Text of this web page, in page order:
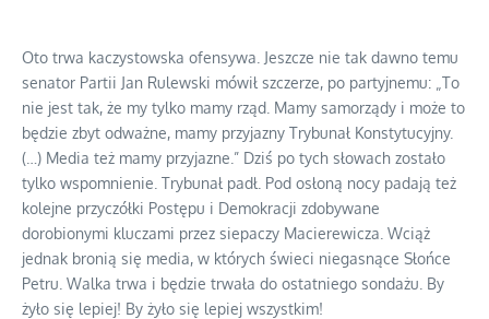
Oto trwa kaczystowska ofensywa. Jeszcze nie tak dawno temu
senator Partii Jan Rulewski mówił szczerze, po partyjnemu: „To
nie jest tak, że my tylko mamy rząd. Mamy samorządy i może to
będzie zbyt odważne, mamy przyjazny Trybunał Konstytucyjny.
(…) Media też mamy przyjazne.” Dziś po tych słowach zostało
tylko wspomnienie. Trybunał padł. Pod osłoną nocy padają też
kolejne przyczółki Postępu i Demokracji zdobywane
dorobionymi kluczami przez siepaczy Macierewicza. Wciąż
jednak bronią się media, w których świeci niegasnące Słońce
Petru. Walka trwa i będzie trwała do ostatniego sondażu. By
żyło się lepiej! By żyło się lepiej wszystkim!